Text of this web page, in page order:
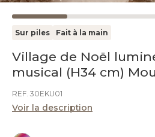
Sur piles Fait à la main
Village de Noël
musical (H34 cm)
REF. 30EKU01
Voir la description